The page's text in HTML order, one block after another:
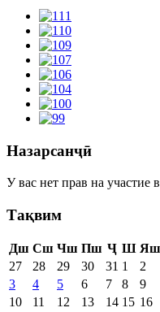
Назарсанҷӣ
У вас нет прав на участие
Тақвим
Дш Сш Чш Пш Ҷ Ш Яш
27
28 29 30 31 1
2
3
4 5 6 7 8
9
10
11 12 13 14 15 16